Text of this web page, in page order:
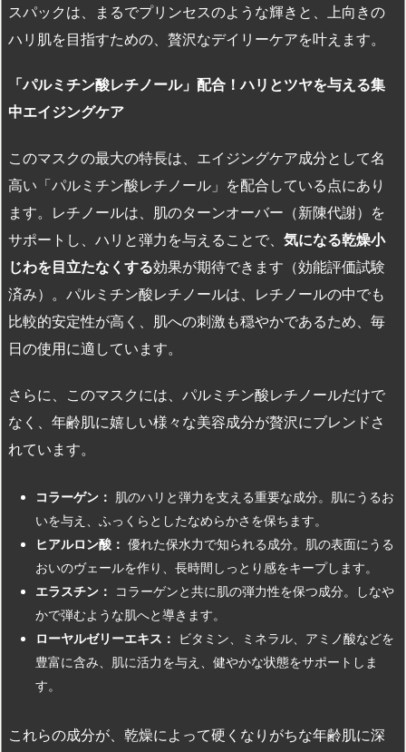
スパックは、まるでプリンセスのような輝きと、上向きの
ハリ肌を目指すための、贅沢なデイリーケアを叶えます。
「パルミチン酸レチノール」配合！ハリとツヤを与える集
中エイジングケア
このマスクの最大の特長は、エイジングケア成分として名
高い「パルミチン酸レチノール」を配合している点にあり
ます。レチノールは、肌のターンオーバー（新陳代謝）を
サポートし、ハリと弾力を与えることで、 気になる乾燥小
じわを目立たなくする効果が期待できます（効能評価試験
済み）。パルミチン酸レチノールは、レチノールの中でも
比較的安定性が高く、肌への刺激も穏やかであるため、毎
日の使用に適しています。
さらに、このマスクには、パルミチン酸レチノールだけで
なく、年齢肌に嬉しい様々な美容成分が贅沢にブレンドさ
れています。
コラーゲン： 肌のハリと弾力を支える重要な成分。肌にうるお
いを与え、ふっくらとしたなめらかさを保ちます。
ヒアルロン酸： 優れた保水力で知られる成分。肌の表面にうる
おいのヴェールを作り、長時間しっとり感をキープします。
エラスチン：
コラーゲンと共に肌の弾力性を保つ成分。しなや
かで弾むような肌へと導きます。
ローヤルゼリーエキス：
ビタミン、ミネラル、アミノ酸などを
豊富に含み、肌に活力を与え、健やかな状態をサポートしま
す。
これらの成分が、乾燥によって硬くなりがちな年齢肌に深